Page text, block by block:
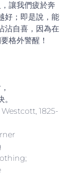
讓我們疲於奔
好；即是說，能
沾自喜，因為在
格外警醒！
1825-